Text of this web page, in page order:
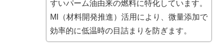
すいパーム油由来の燃料に特化しています。
MI（材料開発推進）活用により、微量添加で
効率的に低温時の目詰まりを防ぎます。